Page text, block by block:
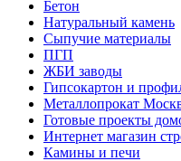
Бетон
Натуральный камень
Сыпучие материалы
ПГП
ЖБИ заводы
Гипсокартон и
Металлопрокат
Готовые проекты
Интернет магазин
Камины и печи